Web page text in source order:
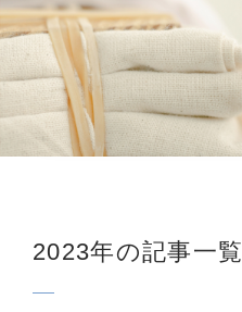
る
宅
配
ク
2023年の記事一覧